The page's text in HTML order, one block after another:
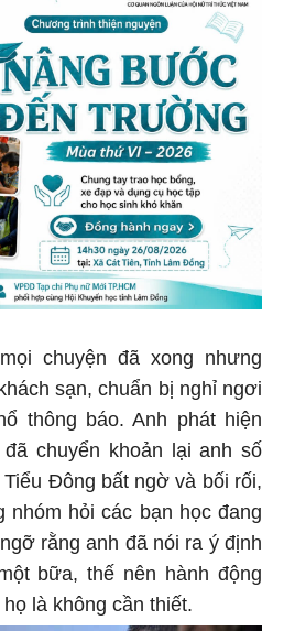
chuyện đã xong nhưng
sạn, chuẩn bị nghỉ ngơi
thông báo. Anh phát hiện
chuyển khoản lại anh số
Đông bất ngờ và bối rối,
nhóm hỏi các bạn học đang
rằng anh đã nói ra ý định
bữa, thế nên hành động
là không cần thiết.